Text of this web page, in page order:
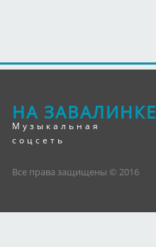
НА ЗАВАЛИНКЕ
Музыкальная
соцсеть
Все права защищены © 2016